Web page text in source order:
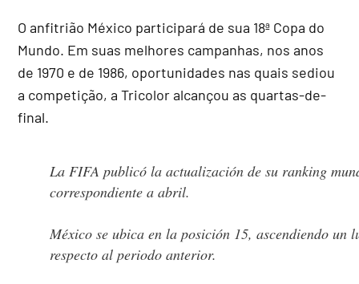
O anfitrião México participará de sua 18ª Copa do
Mundo. Em suas melhores campanhas, nos anos
de 1970 e de 1986, oportunidades nas quais sediou
a competição, a Tricolor alcançou as quartas-de-
final.
La FIFA publicó la actualización de su ranking
correspondiente a abril.
México se ubica en la posición 15, ascendiendo un
respecto al periodo anterior.